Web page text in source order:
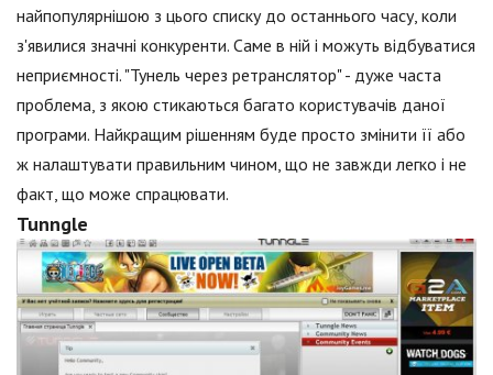
найпопулярнішою з цього списку до останнього часу, коли
з'явилися значні конкуренти. Саме в ній і можуть відбуватися
неприємності. "Тунель через ретранслятор" - дуже часта
проблема, з якою стикаються багато користувачів даної
програми. Найкращим рішенням буде просто змінити її або
ж налаштувати правильним чином, що не завжди легко і не
факт, що може спрацювати.
Tunngle